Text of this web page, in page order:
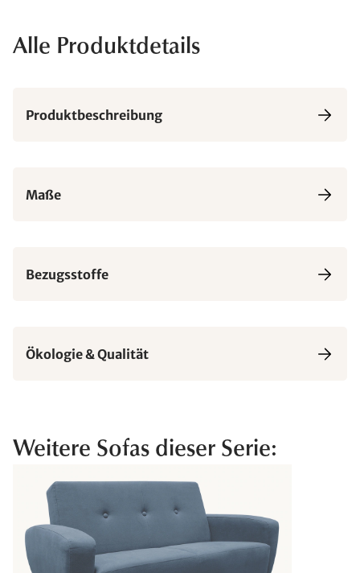
Alle Produktdetails
Produktbeschreibung
Maße
Bezugsstoffe
Ökologie & Qualität
Weitere Sofas dieser Serie: